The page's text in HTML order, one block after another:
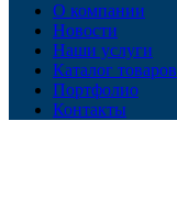
О компании
Новости
Наши услуги
Каталог товаров
Портфолио
Контакты